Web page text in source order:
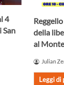
4
San
della
al
Julian
Leggi di